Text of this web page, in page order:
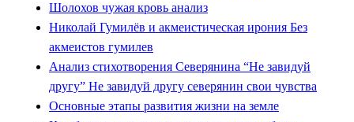
Шолохов чужая кровь анализ
Николай Гумилёв и акмеистическая ирония Без
акмеистов гумилев
Анализ стихотворения Северянина “Не завидуй
другу” Не завидуй другу северянин свои чувства
Основные этапы развития жизни на земле